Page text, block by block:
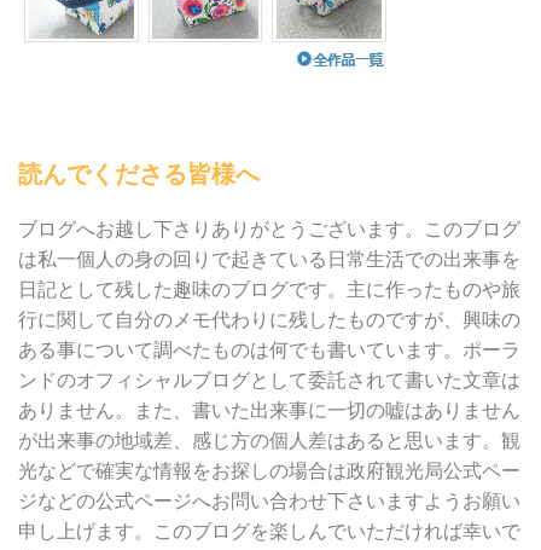
読んでくださる皆様へ
ブログへお越し下さりありがとうございます。このブログ
は私一個人の身の回りで起きている日常生活での出来事を
日記として残した趣味のブログです。主に作ったものや旅
行に関して自分のメモ代わりに残したものですが、興味の
ある事について調べたものは何でも書いています。ポーラ
ンドのオフィシャルブログとして委託されて書いた文章は
ありません。また、書いた出来事に一切の嘘はありません
が出来事の地域差、感じ方の個人差はあると思います。観
光などで確実な情報をお探しの場合は政府観光局公式ペー
ジなどの公式ページへお問い合わせ下さいますようお願い
申し上げます。このブログを楽しんでいただければ幸いで